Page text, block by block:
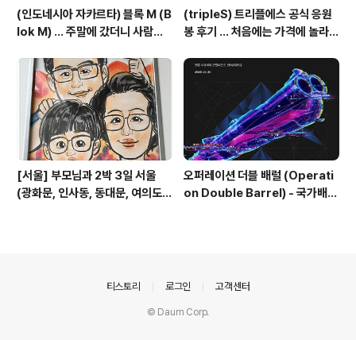
(인도네시아 자카르타) 블록 M (B
lok M) ... 주말에 갔더니 사람이
(tripleS) 트리플에스 공식 응원
봉 후기 ... 처음에는 가격에 놀라고
[서울] 부모님과 2박 3일 서울
(광화문, 인사동, 동대문, 여의도)
오퍼레이션 더블 배럴 (Operati
on Double Barrel) - 국가배후
티스토리 로그인 고객센터
© Daum Corp.